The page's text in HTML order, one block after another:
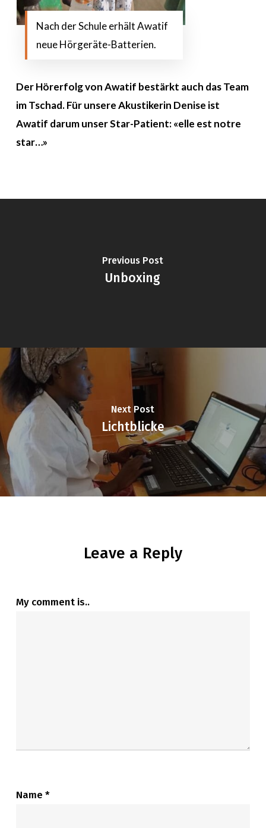
Nach der Schule erhält Awatif
neue Hörgeräte-Batterien.
Der Hörerfolg von Awatif bestärkt auch das Team
im Tschad. Für unsere Akustikerin Denise ist
Awatif darum unser Star-Patient: «elle est notre
star…»
Previous Post
Unboxing
Next Post
Lichtblicke
Leave a Reply
My comment is..
Name *